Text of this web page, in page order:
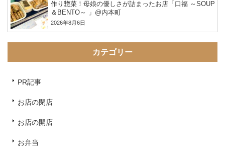
作り惣菜！母娘の優しさが詰まったお店「口福 ～SOUP
＆BENTO～ 」@内本町
2026年8月6日
カテゴリー
PR記事
お店の閉店
お店の開店
お弁当